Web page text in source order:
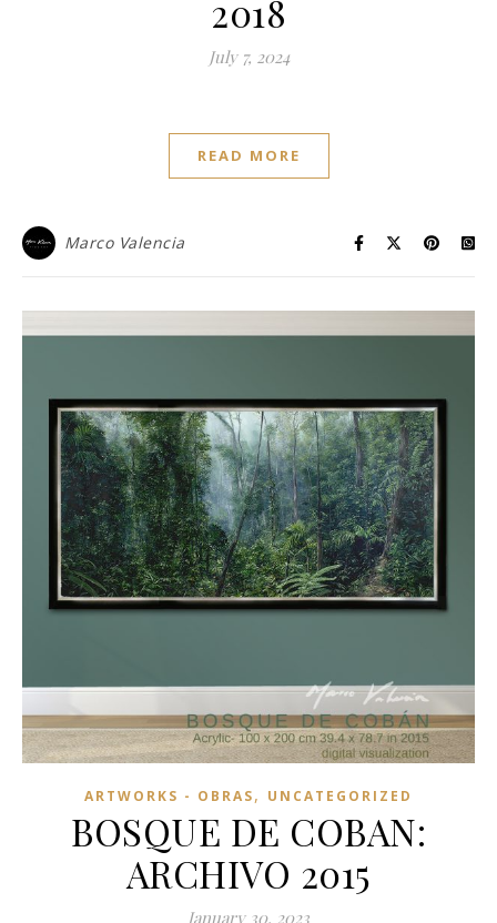
2018
July 7, 2024
READ MORE
Marco Valencia
ARTWORKS - OBRAS, UNCATEGORIZED
BOSQUE DE COBAN:
ARCHIVO 2015
January 30, 2023